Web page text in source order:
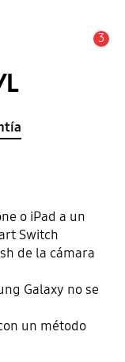
3
o iPad a un
Switch
de la cámara
Galaxy no se
un método